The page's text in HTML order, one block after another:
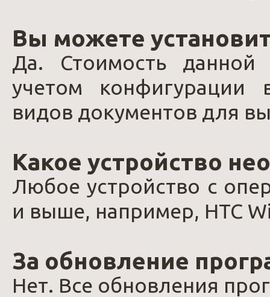
Вы можете
Да. Стоимость данной
учетом
видов документов для
Какое устройство
Любое устройство с
и выше, например, HTC
За обновление
Нет. Все обновления